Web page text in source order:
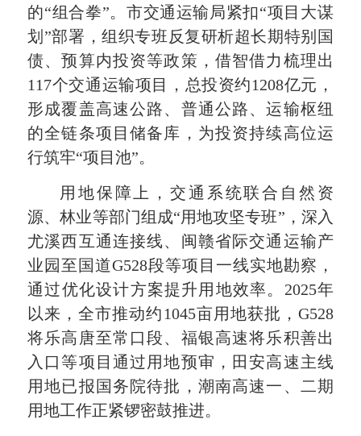
的“组合拳”。市交通运输局紧扣“项目大谋
划”部署，组织专班反复研析超长期特别国
债、预算内投资等政策，借智借力梳理出
117个交通运输项目，总投资约1208亿元，
形成覆盖高速公路、普通公路、运输枢纽
的全链条项目储备库，为投资持续高位运
行筑牢“项目池”。
用地保障上，交通系统联合自然资
源、林业等部门组成“用地攻坚专班”，深入
尤溪西互通连接线、闽赣省际交通运输产
业园至国道G528段等项目一线实地勘察，
通过优化设计方案提升用地效率。2025年
以来，全市推动约1045亩用地获批，G528
将乐高唐至常口段、福银高速将乐积善出
入口等项目通过用地预审，田安高速主线
用地已报国务院待批，潮南高速一、二期
用地工作正紧锣密鼓推进。